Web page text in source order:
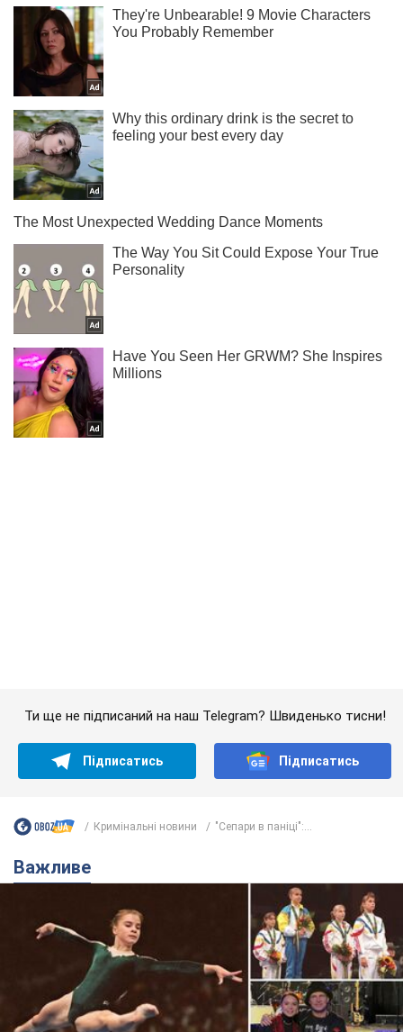
і вперше почула "Слава Україні"! Як склалася
доля Подкопаєвої, яка 30 років тому виграла
"золото" Олімпіади
У фанатів донеччанки зберігся великий шматок килимового
покриття з надписом "Атланта-1996"
8.08.2026 18:30 37,8 т.
На Прикарпатті після аномальної